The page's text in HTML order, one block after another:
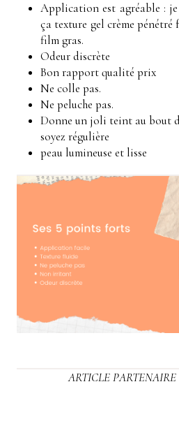
Application est agréable : j
ça texture gel crème pénétré
film gras.
Odeur discrète
Bon rapport qualité prix
Ne colle pas.
Ne peluche pas.
Donne un joli teint au bout
soyez régulière
peau lumineuse et lisse
ARTICLE